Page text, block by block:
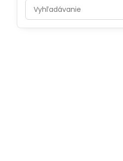
Prehľadať
výsledky
filtra